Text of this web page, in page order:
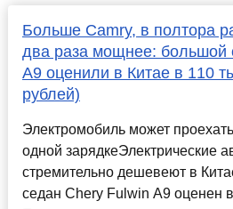
Больше Camry, в полтора
два раза мощнее: большой
A9 оценили в Китае в 110
рублей)
Электромобиль может
одной зарядкеЭлектрические
стремительно дешевеют в
седан Chery Fulwin A9 оценен